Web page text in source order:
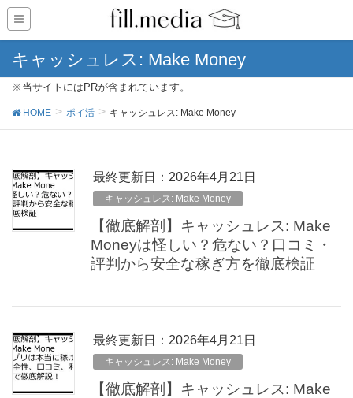
キャッシュレス: Make Money
※当サイトにはPRが含まれています。
HOME ポイ活 キャッシュレス: Make Money
最終更新日：2026年4月21日
キャッシュレス: Make Money
【徹底解剖】キャッシュレス: Make
Moneyは怪しい？危ない？口コミ・
評判から安全な稼ぎ方を徹底検証
最終更新日：2026年4月21日
キャッシュレス: Make Money
【徹底解剖】キャッシュレス: Make